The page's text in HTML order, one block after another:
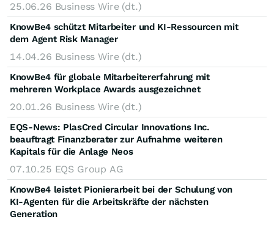
25.06.26 Business Wire (dt.)
KnowBe4 schützt Mitarbeiter und KI-Ressourcen mit
dem Agent Risk Manager
14.04.26 Business Wire (dt.)
KnowBe4 für globale Mitarbeitererfahrung mit
mehreren Workplace Awards ausgezeichnet
20.01.26 Business Wire (dt.)
EQS-News: PlasCred Circular Innovations Inc.
beauftragt Finanzberater zur Aufnahme weiteren
Kapitals für die Anlage Neos
07.10.25 EQS Group AG
KnowBe4 leistet Pionierarbeit bei der Schulung von
KI-Agenten für die Arbeitskräfte der nächsten
Generation